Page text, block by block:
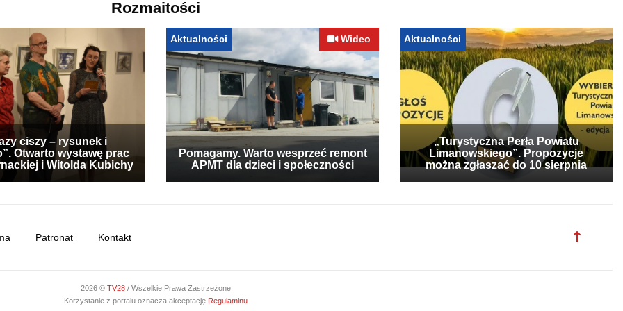
Rozmaitości
ciszy – rysunek i
Otwarto wystawę prac
i Witolda Kubichy
Aktualności Wideo
Pomagamy. Warto wesprzeć remont
APMT dla dzieci i społeczności
Aktualności
„Turystyczna Perła Powiatu
Limanowskiego”. Propozycje
można zgłaszać do 10 sierpnia
Patronat Kontakt
2026 © TV28 / Wszelkie Prawa Zastrzeżone
Korzystanie z portalu oznacza akceptację Regulaminu